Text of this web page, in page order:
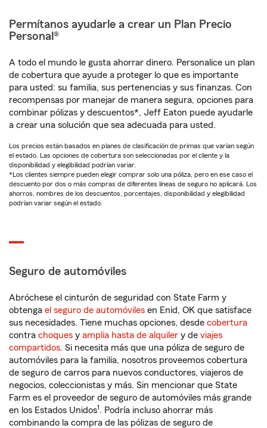
Permítanos ayudarle a crear un Plan Precio
Personal®
A todo el mundo le gusta ahorrar dinero. Personalice un plan
de cobertura que ayude a proteger lo que es importante
para usted: su familia, sus pertenencias y sus finanzas. Con
recompensas por manejar de manera segura, opciones para
combinar pólizas y descuentos*, Jeff Eaton puede ayudarle
a crear una solución que sea adecuada para usted.
Los precios están basados en planes de clasificación de primas que varían según
el estado. Las opciones de cobertura son seleccionadas por el cliente y la
disponibilidad y elegibilidad podrían variar.
*Los clientes siempre pueden elegir comprar solo una póliza, pero en ese caso el
descuento por dos o más compras de diferentes líneas de seguro no aplicará. Los
ahorros, nombres de los descuentos, porcentajes, disponibilidad y elegibilidad
podrían variar según el estado.
Seguro de automóviles
Abróchese el cinturón de seguridad con State Farm y
obtenga el seguro de automóviles en Enid, OK que satisface
sus necesidades. Tiene muchas opciones, desde cobertura
contra choques y amplia hasta de alquiler y de viajes
compartidos. Si necesita más que una póliza de seguro de
automóviles para la familia, nosotros proveemos cobertura
de seguro de carros para nuevos conductores, viajeros de
negocios, coleccionistas y más. Sin mencionar que State
Farm es el proveedor de seguro de automóviles más grande
en los Estados Unidos1. Podría incluso ahorrar más
combinando la compra de las pólizas de seguro de